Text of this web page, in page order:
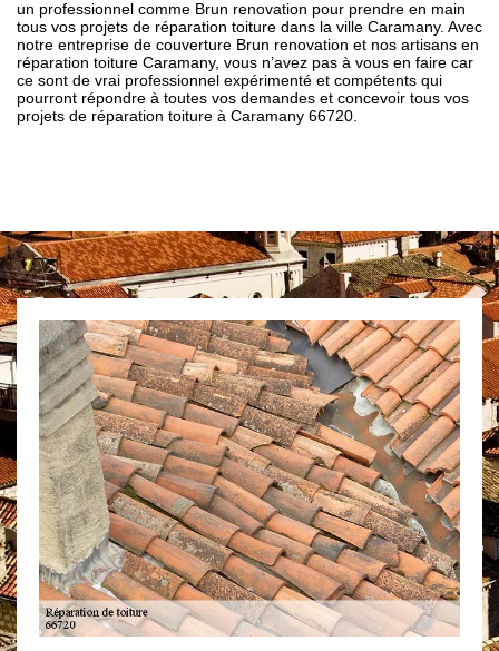
un professionnel comme Brun renovation pour prendre en main
tous vos projets de réparation toiture dans la ville Caramany. Avec
notre entreprise de couverture Brun renovation et nos artisans en
réparation toiture Caramany, vous n’avez pas à vous en faire car
ce sont de vrai professionnel expérimenté et compétents qui
pourront répondre à toutes vos demandes et concevoir tous vos
projets de réparation toiture à Caramany 66720.